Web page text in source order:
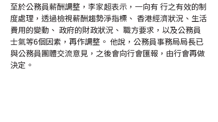
至於公務員薪酬調整，李家超表示，一向有 行之有效的制
度處理，透過檢視薪酬趨勢淨指標、 香港經濟狀況、生活
費用的變動、 政府的財政狀況、 職方要求，以及公務員
士氣等6個因素，再作調整。 他說，公務員事務局局長已
與公務員團體交流意見，之後會向行會匯報，由行會再做
決定。